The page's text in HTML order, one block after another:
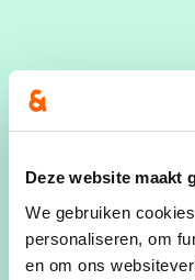
Deze website maakt
We gebruiken
personaliseren, om
en om ons
Delphine Verschelde
0476 544 550